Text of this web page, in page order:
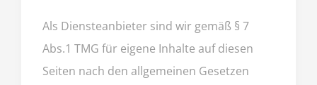
Als Diensteanbieter sind wir gemäß § 7
Abs.1 TMG für eigene Inhalte auf diesen
Seiten nach den allgemeinen Gesetzen